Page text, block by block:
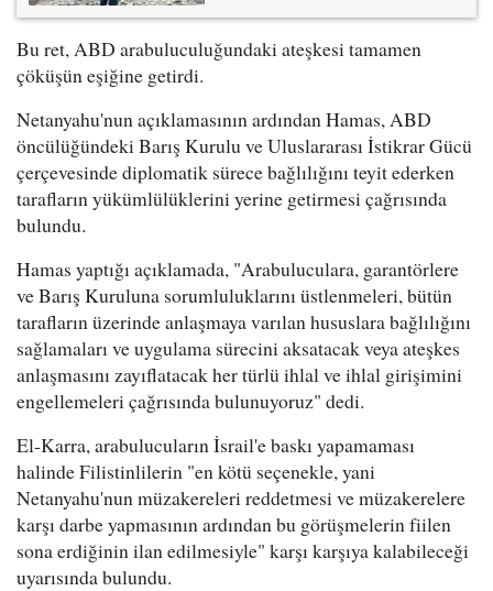
Bu ret, ABD arabuluculuğundaki ateşkesi tamamen
çöküşün eşiğine getirdi.
Netanyahu'nun açıklamasının ardından Hamas, ABD
öncülüğündeki Barış Kurulu ve Uluslararası İstikrar Gücü
çerçevesinde diplomatik sürece bağlılığını teyit ederken
tarafların yükümlülüklerini yerine getirmesi çağrısında
bulundu.
Hamas yaptığı açıklamada, "Arabuluculara, garantörlere
ve Barış Kuruluna sorumluluklarını üstlenmeleri, bütün
tarafların üzerinde anlaşmaya varılan hususlara bağlılığını
sağlamaları ve uygulama sürecini aksatacak veya ateşkes
anlaşmasını zayıflatacak her türlü ihlal ve ihlal girişimini
engellemeleri çağrısında bulunuyoruz" dedi.
El-Karra, arabulucuların İsrail'e baskı yapamaması
halinde Filistinlilerin "en kötü seçenekle, yani
Netanyahu'nun müzakereleri reddetmesi ve müzakerelere
karşı darbe yapmasının ardından bu görüşmelerin fiilen
sona erdiğinin ilan edilmesiyle" karşı karşıya kalabileceği
uyarısında bulundu.